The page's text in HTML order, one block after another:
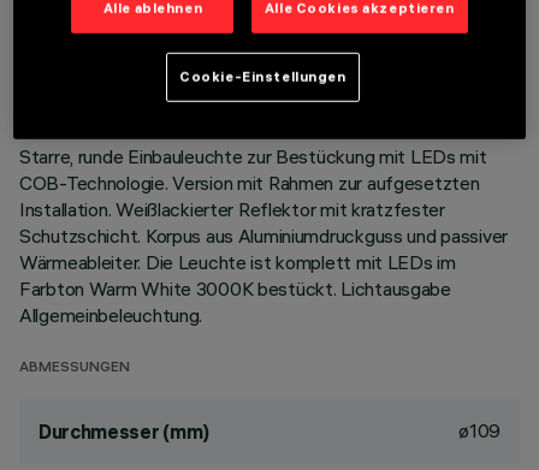
TECHNISCHE DATEN
LETZTES UPDATE: 01.08.2026
Starre, runde Einbauleuchte zur Bestückung mit LEDs mit
COB-Technologie. Version mit Rahmen zur aufgesetzten
Installation. Weißlackierter Reflektor mit kratzfester
Schutzschicht. Korpus aus Aluminiumdruckguss und passiver
Wärmeableiter. Die Leuchte ist komplett mit LEDs im
Farbton Warm White 3000K bestückt. Lichtausgabe
Allgemeinbeleuchtung.
ABMESSUNGEN
Durchmesser (mm) ø109
Alle ablehnen Alle Cookies akzeptieren
Cookie-Einstellungen